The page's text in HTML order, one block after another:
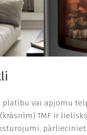
platību vai apjomu
TMF ir